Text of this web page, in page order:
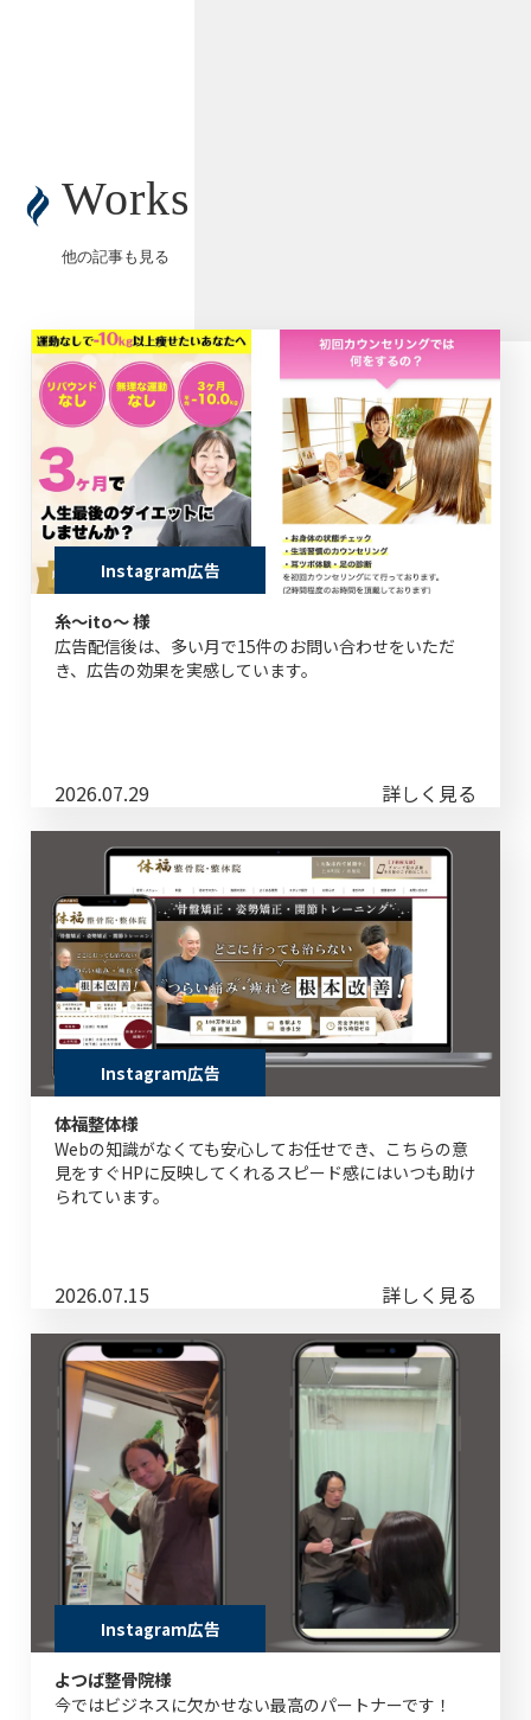
Works
他の記事も見る
Instagram広告
糸～ito～ 様
広告配信後は、多い月で15件のお問い合わせをいただ
き、広告の効果を実感しています。
2026.07.29 詳しく見る
Instagram広告
体福整体様
Webの知識がなくても安心してお任せでき、こちらの意
見をすぐHPに反映してくれるスピード感にはいつも助け
られています。
2026.07.15 詳しく見る
Instagram広告
よつば整骨院様
今ではビジネスに欠かせない最高のパートナーです！